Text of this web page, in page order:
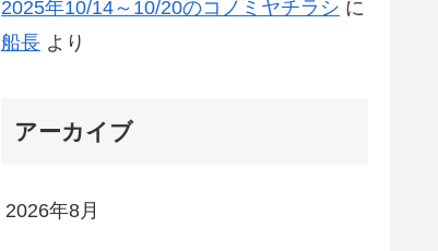
2025年10/14～10/20のコノミヤチラシ に
船長 より
アーカイブ
2026年8月